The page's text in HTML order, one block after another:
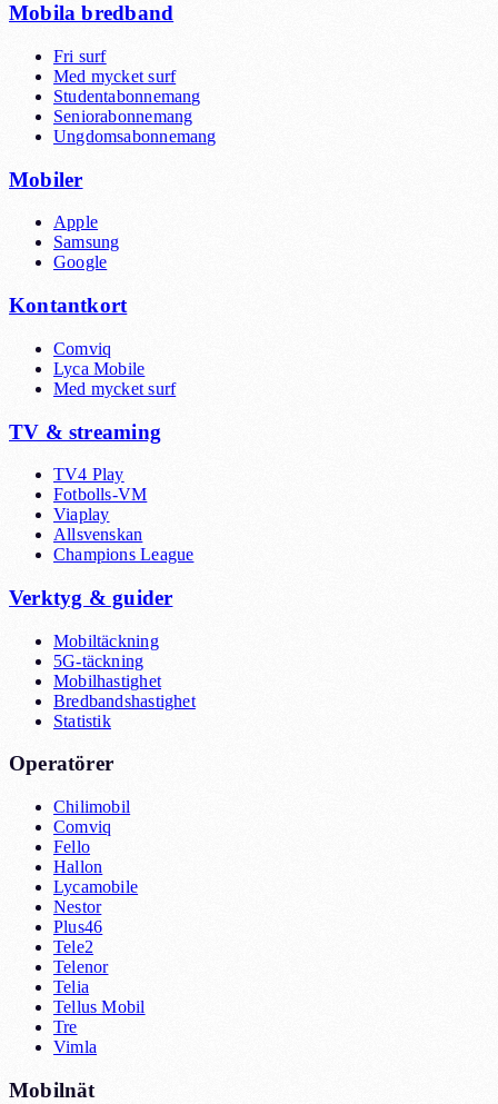
Mobila bredband
Fri surf
Med mycket surf
Studentabonnemang
Seniorabonnemang
Ungdomsabonnemang
Mobiler
Apple
Samsung
Google
Kontantkort
Comviq
Lyca Mobile
Med mycket surf
TV & streaming
TV4 Play
Fotbolls-VM
Viaplay
Allsvenskan
Champions League
Verktyg & guider
Mobiltäckning
5G-täckning
Mobilhastighet
Bredbandshastighet
Statistik
Operatörer
Chilimobil
Comviq
Fello
Hallon
Lycamobile
Nestor
Plus46
Tele2
Telenor
Telia
Tellus Mobil
Tre
Vimla
Mobilnät